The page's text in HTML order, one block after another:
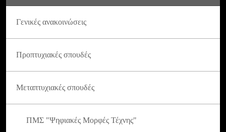
Γενικές ανακοινώσεις
Προπτυχιακές σπουδές
Μεταπτυχιακές σπουδές
ΠΜΣ "Ψηφιακές Μορφές Τέχνης"